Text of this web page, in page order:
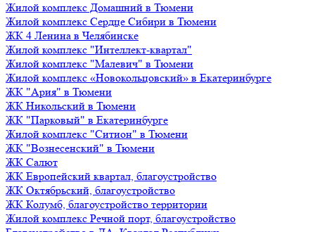
Жилой комплекс Домашний в Тюмени
Жилой комплекс Сердце Сибири в Тюмени
ЖК 4 Ленина в Челябинске
Жилой комплекс "Интеллект-квартал"
Жилой комплекс "Малевич" в Тюмени
Жилой комплекс «Новокольцовский» в Екатеринбурге
ЖК "Ария" в Тюмени
ЖК Никольский в Тюмени
ЖК "Парковый" в Екатеринбурге
Жилой комплекс "Ситион" в Тюмени
ЖК "Вознесенский" в Тюмени
ЖК Салют
ЖК Европейский квартал, благоустройство
ЖК Октябрьский, благоустройство
ЖК Колумб, благоустройство территории
Жилой комплекс Речной порт, благоустройство